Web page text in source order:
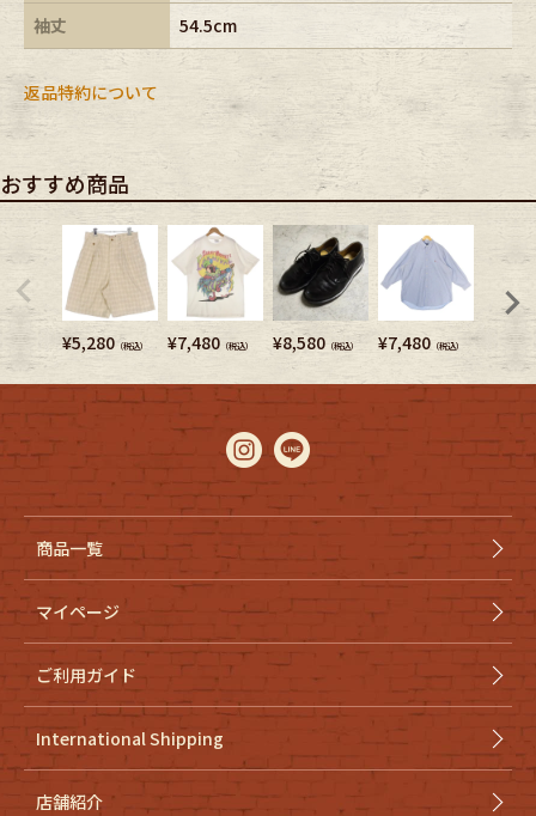
袖丈
54.5cm
返品特約について
おすすめ商品
¥5,280 （税込） ¥7,480 （税込） ¥8,580 （税込） ¥7,480 （税込）
商品一覧
マイページ
ご利用ガイド
International Shipping
店舗紹介